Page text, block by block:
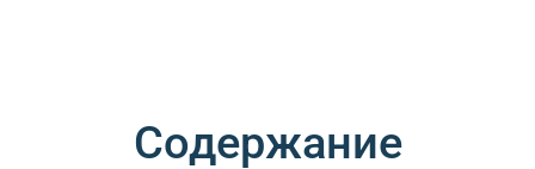
Содержание